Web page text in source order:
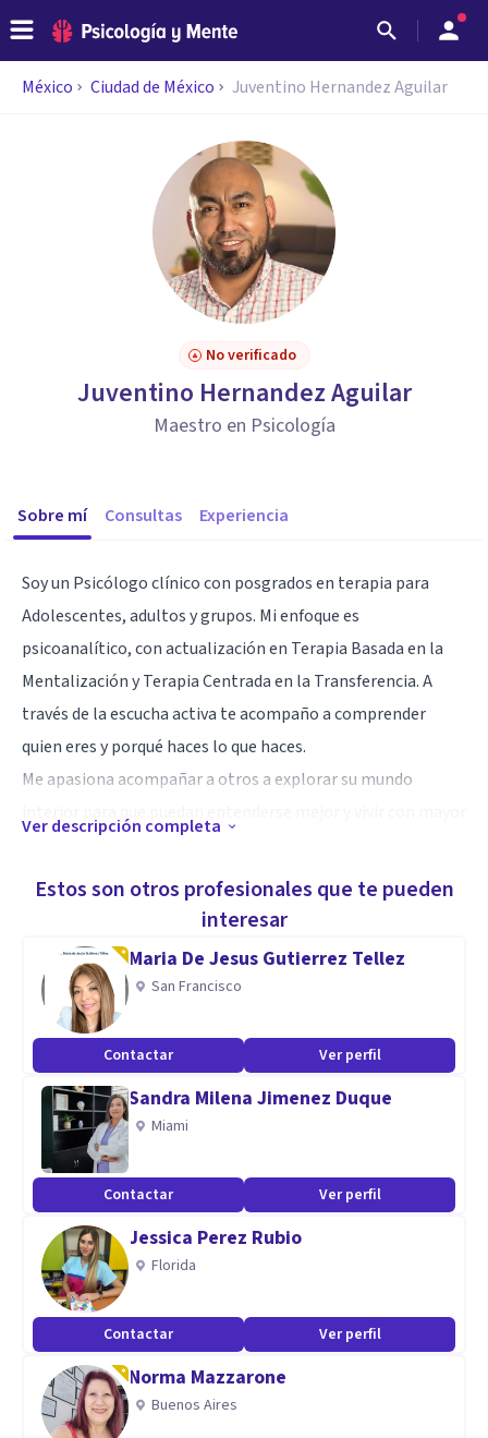
México Ciudad de México Juventino Hernandez Aguilar
No verificado
Juventino Hernandez Aguilar
Maestro en Psicología
Sobre mí Consultas Experiencia
Soy un Psicólogo clínico con posgrados en terapia para
Adolescentes, adultos y grupos. Mi enfoque es
psicoanalítico, con actualización en Terapia Basada en la
Mentalización y Terapia Centrada en la Transferencia. A
través de la escucha activa te acompaño a comprender
quien eres y porqué haces lo que haces.
Me apasiona acompañar a otros a explorar su mundo
emocional como ansiedad, depresión, inseguridades,
autolesiones ,dependencia excesiva de otros, atraviesas un
proceso de separación o duelo o bien, sufres de algún
trastorno de la Personalidad (TLP u otros) con el apoyo de
la terapia puedes contactar con tus fortalezas y recursos
para construir una vida más auténtica con bienestar y salud
emocional.
Especialidad
Terapia para Adolescentes
Terapia para TLP
Terapia para Trastornos de la Personalidad
Regulación Emocional
Relaciones Personales, pareja y duelo
Aptitudes
Mi consulta es un espacio seguro y confidencial donde
puedes explorar tus dificultades y encontrar nuevas formas
Ver descripción completa
Estos son otros profesionales que te pueden
interesar
Maria De Jesus Gutierrez Tellez
San Francisco
Contactar Ver perfil
Sandra Milena Jimenez Duque
Miami
Contactar Ver perfil
Jessica Perez Rubio
Florida
Contactar Ver perfil
Norma Mazzarone
Buenos Aires